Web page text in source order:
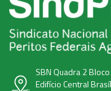
SBN Quadra 2 Bloco
Edifício Central